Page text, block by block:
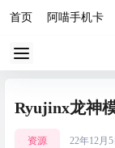
首页 阿喵手机卡
Ryujinx龙神
资源 22年12月5